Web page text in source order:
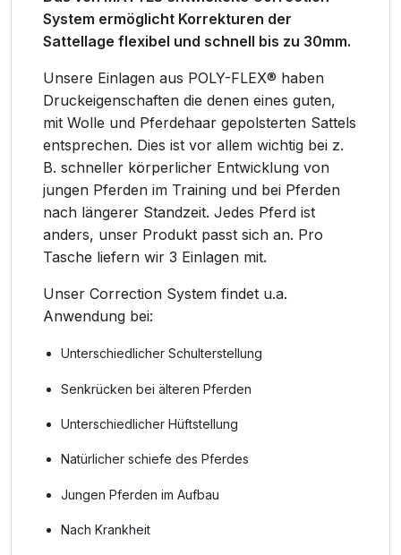
System ermöglicht Korrekturen der
Sattellage flexibel und schnell bis zu 30mm.
Unsere Einlagen aus POLY-FLEX® haben
Druckeigenschaften die denen eines guten,
mit Wolle und Pferdehaar gepolsterten Sattels
entsprechen. Dies ist vor allem wichtig bei z.
B. schneller körperlicher Entwicklung von
jungen Pferden im Training und bei Pferden
nach längerer Standzeit. Jedes Pferd ist
anders, unser Produkt passt sich an. Pro
Tasche liefern wir 3 Einlagen mit.
Unser Correction System findet u.a.
Anwendung bei:
Unterschiedlicher Schulterstellung
Senkrücken bei älteren Pferden
Unterschiedlicher Hüftstellung
Natürlicher schiefe des Pferdes
Jungen Pferden im Aufbau
Nach Krankheit